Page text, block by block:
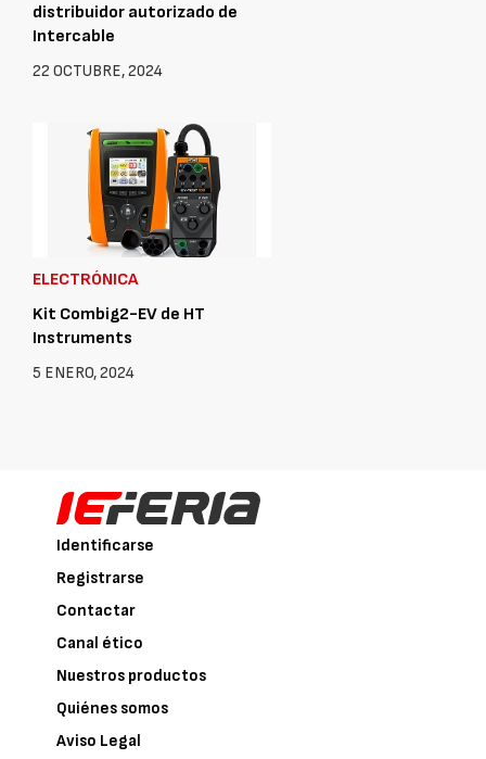
distribuidor autorizado de
Intercable
22 OCTUBRE, 2024
ELECTRÓNICA
Kit Combig2-EV de HT
Instruments
5 ENERO, 2024
Identificarse
Registrarse
Contactar
Canal ético
Nuestros productos
Quiénes somos
Aviso Legal